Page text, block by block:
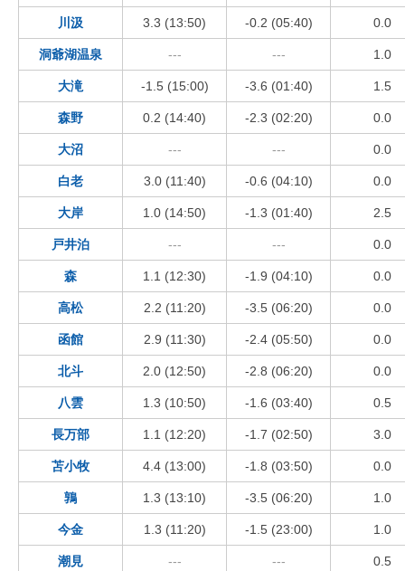
川汲 3.3 (13:50) -0.2 (05:40) 0.0
洞爺湖温泉 --- --- 1.0
大滝 -1.5 (15:00) -3.6 (01:40) 1.5
森野 0.2 (14:40) -2.3 (02:20) 0.0
大沼 --- --- 0.0
白老 3.0 (11:40) -0.6 (04:10) 0.0
大岸 1.0 (14:50) -1.3 (01:40) 2.5
戸井泊 --- --- 0.0
森 1.1 (12:30) -1.9 (04:10) 0.0
高松 2.2 (11:20) -3.5 (06:20) 0.0
函館 2.9 (11:30) -2.4 (05:50) 0.0
北斗 2.0 (12:50) -2.8 (06:20) 0.0
八雲 1.3 (10:50) -1.6 (03:40) 0.5
長万部 1.1 (12:20) -1.7 (02:50) 3.0
苫小牧 4.4 (13:00) -1.8 (03:50) 0.0
鶉 1.3 (13:10) -3.5 (06:20) 1.0
今金 1.3 (11:20) -1.5 (23:00) 1.0
潮見 --- --- 0.5